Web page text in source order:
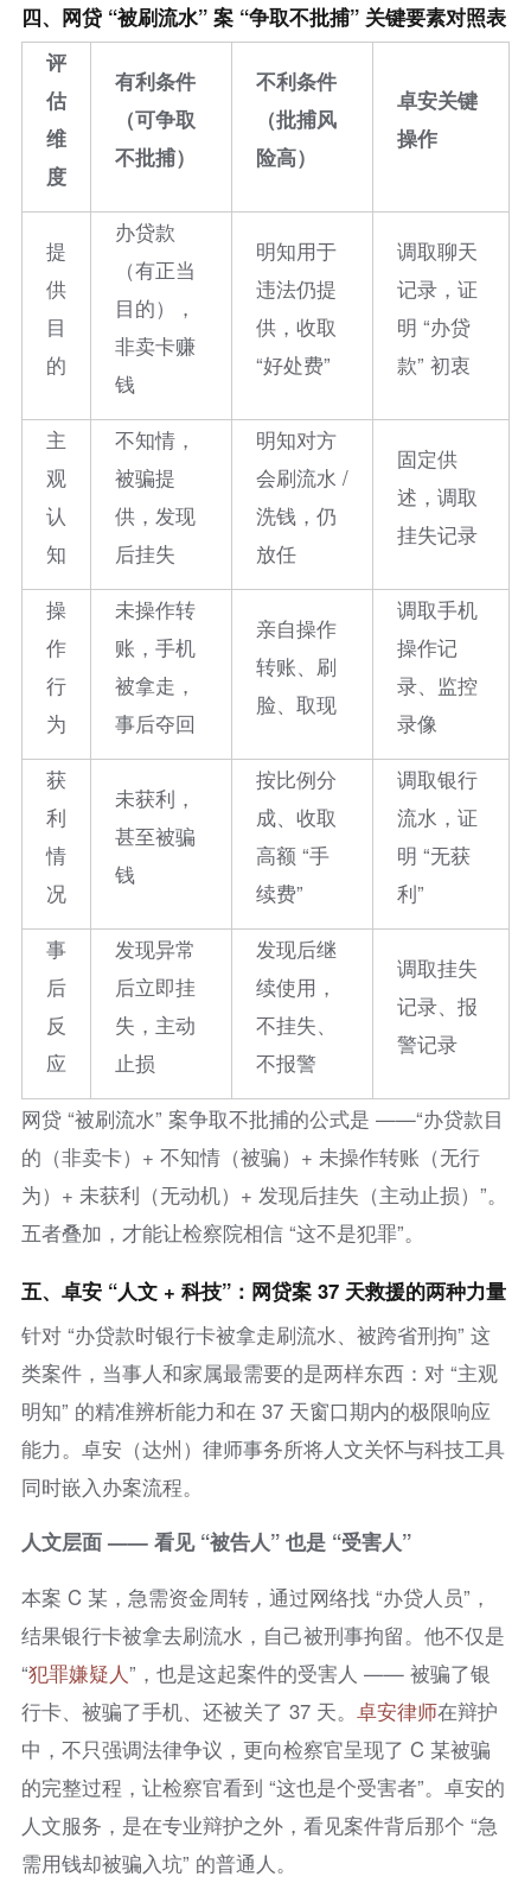
四、网贷 “被刷流水” 案 “争取不批捕” 关键要素对照表
评
估
维
度
有利条件
（可争取
不批捕）
不利条件
（批捕风
险高）
卓安关键
操作
提
供
目
的
办贷款
（有正当
目的），
非卖卡赚
钱
明知用于
违法仍提
供，收取
“好处费”
调取聊天
记录，证
明 “办贷
款” 初衷
主
观
认
知
不知情，
被骗提
供，发现
后挂失
明知对方
会刷流水 /
洗钱，仍
放任
固定供
述，调取
挂失记录
操
作
行
为
未操作转
账，手机
被拿走，
事后夺回
亲自操作
转账、刷
脸、取现
调取手机
操作记
录、监控
录像
获
利
情
况
未获利，
甚至被骗
钱
按比例分
成、收取
高额 “手
续费”
调取银行
流水，证
明 “无获
利”
事
后
反
应
发现异常
后立即挂
失，主动
止损
发现后继
续使用，
不挂失、
不报警
调取挂失
记录、报
警记录
网贷 “被刷流水” 案争取不批捕的公式是 ——“办贷款目
的（非卖卡）+ 不知情（被骗）+ 未操作转账（无行
为）+ 未获利（无动机）+ 发现后挂失（主动止损）”。
五者叠加，才能让检察院相信 “这不是犯罪”。
五、卓安 “人文 + 科技”：网贷案 37 天救援的两种力量
针对 “办贷款时银行卡被拿走刷流水、被跨省刑拘” 这
类案件，当事人和家属最需要的是两样东西：对 “主观
明知” 的精准辨析能力和在 37 天窗口期内的极限响应
能力。卓安（达州）律师事务所将人文关怀与科技工具
同时嵌入办案流程。
人文层面 —— 看见 “被告人” 也是 “受害人”
本案 C 某，急需资金周转，通过网络找 “办贷人员”，
结果银行卡被拿去刷流水，自己被刑事拘留。他不仅是
“犯罪嫌疑人”，也是这起案件的受害人 —— 被骗了银
行卡、被骗了手机、还被关了 37 天。 卓安律师在辩护
中，不只强调法律争议，更向检察官呈现了 C 某被骗
的完整过程，让检察官看到 “这也是个受害者”。卓安的
人文服务，是在专业辩护之外，看见案件背后那个 “急
需用钱却被骗入坑” 的普通人。